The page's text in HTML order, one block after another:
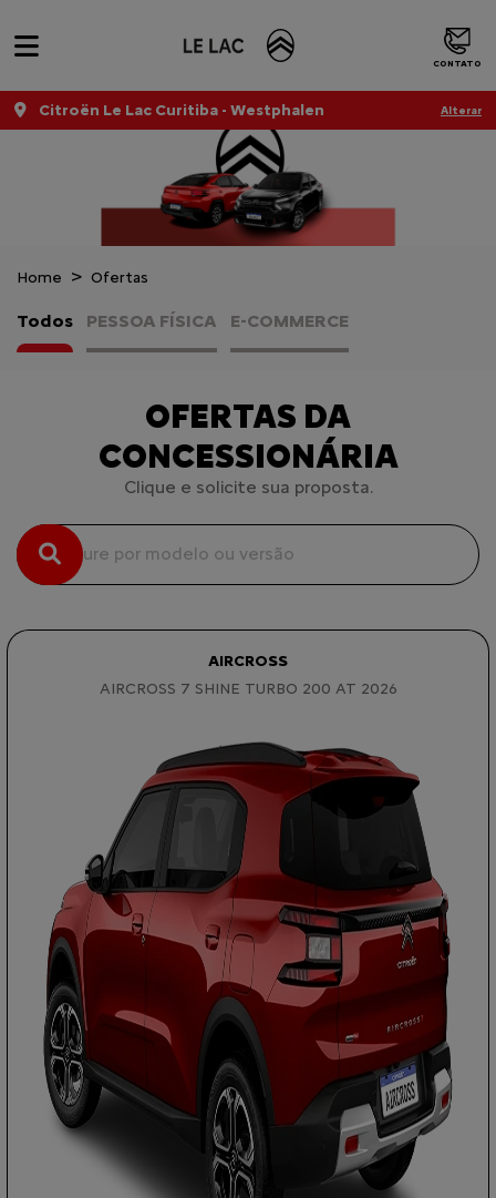
CONTATO
Citroën Le Lac Curitiba - Westphalen Alterar
Home Ofertas
Todos PESSOA FÍSICA E-COMMERCE
OFERTAS DA
CONCESSIONÁRIA
Clique e solicite sua proposta.
AIRCROSS
AIRCROSS 7 SHINE TURBO 200 AT 2026